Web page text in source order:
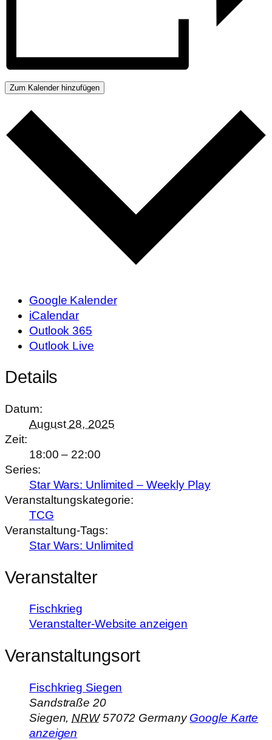
Zum Kalender hinzufügen
Google Kalender
iCalendar
Outlook 365
Outlook Live
Details
Datum:
August 28, 2025
Zeit:
18:00 – 22:00
Series:
Star Wars: Unlimited – Weekly Play
Veranstaltungskategorie:
TCG
Veranstaltung-Tags:
Star Wars: Unlimited
Veranstalter
Fischkrieg
Veranstalter-Website anzeigen
Veranstaltungsort
Fischkrieg Siegen
Sandstraße 20
Siegen, NRW 57072 Germany Google Karte
anzeigen